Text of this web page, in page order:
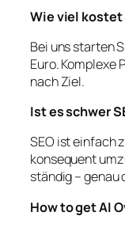
Wie viel kostet
Bei uns starten
Euro. Komplexe
nach Ziel.
Ist es schwer
SEO ist einfach
konsequent
ständig – genau
How to get AI